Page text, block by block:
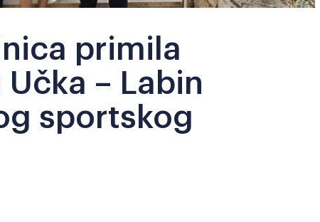
primila
– Labin
sportskog